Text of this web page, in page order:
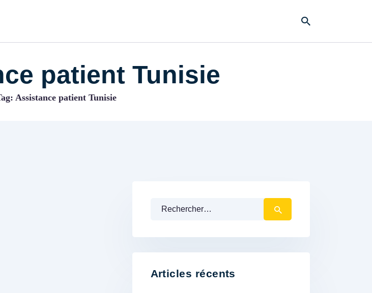
patient Tunisie
Assistance patient Tunisie
IJENI
Rechercher :
Articles récents